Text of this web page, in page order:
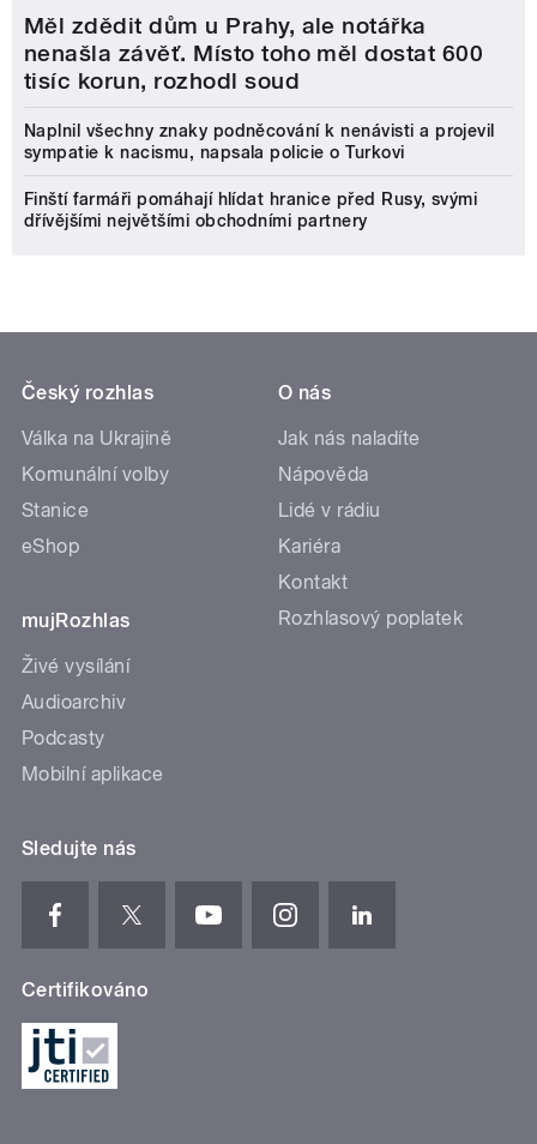
Měl zdědit dům u Prahy, ale notářka
nenašla závěť. Místo toho měl dostat 600
tisíc korun, rozhodl soud
Naplnil všechny znaky podněcování k nenávisti a projevil
sympatie k nacismu, napsala policie o Turkovi
Finští farmáři pomáhají hlídat hranice před Rusy, svými
dřívějšími největšími obchodními partnery
Český rozhlas
Válka na Ukrajině
Komunální volby
Stanice
eShop
mujRozhlas
Živé vysílání
Audioarchiv
Podcasty
Mobilní aplikace
O nás
Jak nás naladíte
Nápověda
Lidé v rádiu
Kariéra
Kontakt
Rozhlasový poplatek
Sledujte nás
Certifikováno